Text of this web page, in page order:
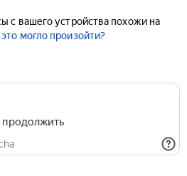
с вашего устройства похожи на
могло произойти?